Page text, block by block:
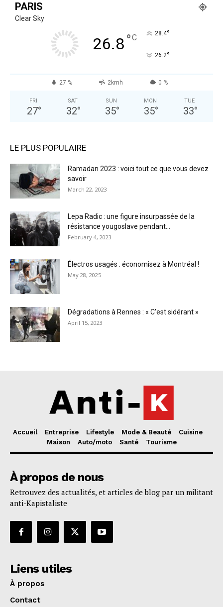
PARIS
Clear Sky
26.8°C 28.4°
26.2°
27 % 2kmh 0 %
FRI
27°
SAT
32°
SUN
35°
MON
35°
TUE
33°
LE PLUS POPULAIRE
Ramadan 2023 : voici tout ce que vous devez
savoir
March 22, 2023
Lepa Radic : une figure insurpassée de la
résistance yougoslave pendant...
February 4, 2023
Électros usagés : économisez à Montréal !
May 28, 2025
Dégradations à Rennes : « C’est sidérant »
April 15, 2023
Accueil Entreprise Lifestyle Mode & Beauté
Cuisine
Maison
Auto/moto Santé Tourisme
À propos de nous
Retrouvez des actualités, et articles de blog par un militant
anti-Kapistaliste
Liens utiles
À propos
Contact